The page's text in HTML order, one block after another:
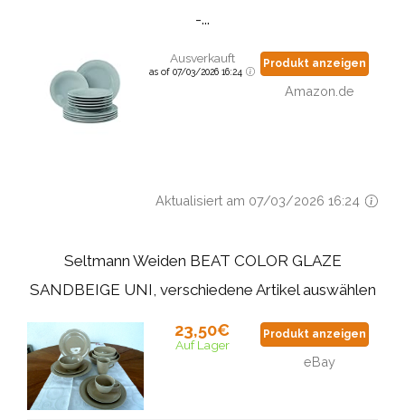
-...
Ausverkauft
as of 07/03/2026 16:24
Produkt anzeigen
Amazon.de
Aktualisiert am 07/03/2026 16:24
Seltmann Weiden BEAT COLOR GLAZE
SANDBEIGE UNI, verschiedene Artikel auswählen
23,50€
Auf Lager
Produkt anzeigen
eBay